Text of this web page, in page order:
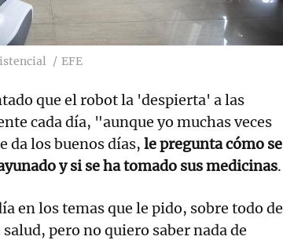
EFE
que el robot la 'despierta' a las
cada día, "aunque yo muchas veces
da los buenos días, le pregunta cómo se
y si se ha tomado sus medicinas.
en los temas que le pido, sobre todo de
pero no quiero saber nada de